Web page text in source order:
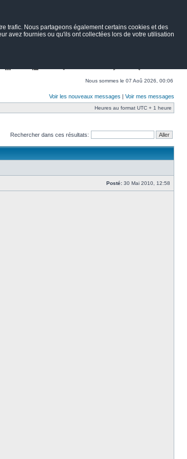
trafic. Nous partageons également certains cookies et des
avez fournies ou qu'ils ont collectées lors de votre utilisation
Nous sommes le 07 Aoû 2026, 00:06
Voir les nouveaux messages | Voir mes messages
Heures au format UTC + 1 heure
Rechercher dans ces résultats:
Posté: 30 Mai 2010, 12:58